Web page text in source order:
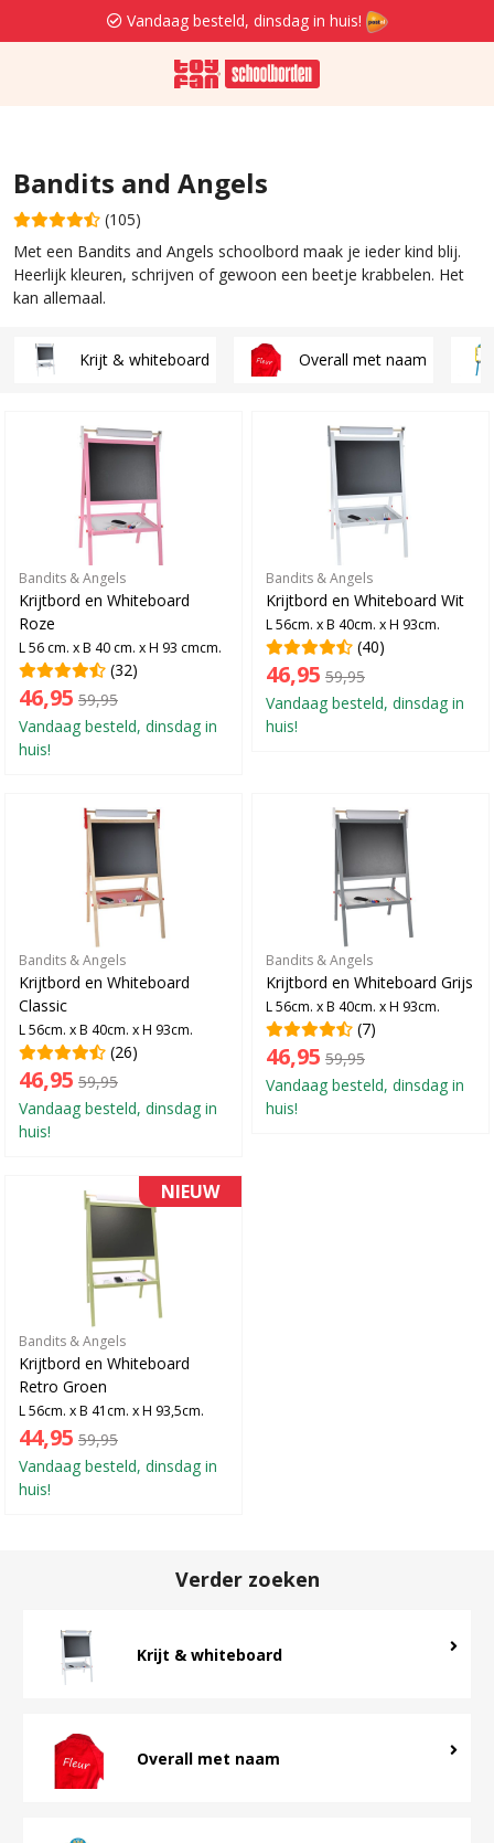
Vandaag besteld, dinsdag in huis!
Bandits and Angels
(105)
Met een Bandits and Angels schoolbord maak je ieder kind blij.
Heerlijk kleuren, schrijven of gewoon een beetje krabbelen. Het
kan allemaal.
Krijt & whiteboard Overall met naam
Bandits & Angels
Krijtbord en Whiteboard
Roze
L 56 cm. x B 40 cm. x H 93 cmcm.
(32)
46,95 59,95
Vandaag besteld, dinsdag in
huis!
Bandits & Angels
Krijtbord en Whiteboard Wit
L 56cm. x B 40cm. x H 93cm.
(40)
46,95 59,95
Vandaag besteld, dinsdag in
huis!
Bandits & Angels
Krijtbord en Whiteboard
Classic
L 56cm. x B 40cm. x H 93cm.
(26)
46,95 59,95
Vandaag besteld, dinsdag in
huis!
Bandits & Angels
Krijtbord en Whiteboard Grijs
L 56cm. x B 40cm. x H 93cm.
(7)
46,95 59,95
Vandaag besteld, dinsdag in
huis!
NIEUW
Bandits & Angels
Krijtbord en Whiteboard
Retro Groen
L 56cm. x B 41cm. x H 93,5cm.
44,95 59,95
Vandaag besteld, dinsdag in
huis!
Verder zoeken
Krijt & whiteboard
Overall met naam